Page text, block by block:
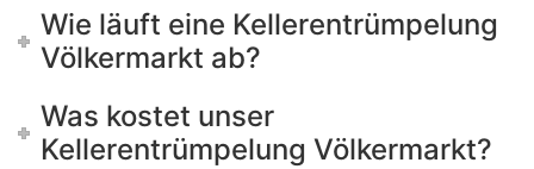
Wie läuft eine Kellerentrümpelung
Völkermarkt ab?
Was kostet unser
Kellerentrümpelung Völkermarkt?